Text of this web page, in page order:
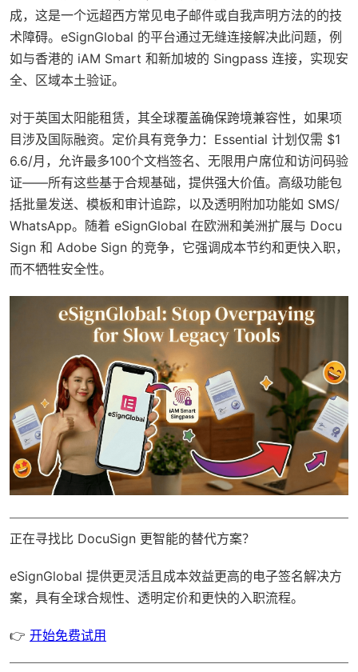
成，这是一个远超西方常见电子邮件或自我声明方法的的技
术障碍。eSignGlobal 的平台通过无缝连接解决此问题，例
如与香港的 iAM Smart 和新加坡的 Singpass 连接，实现安
全、区域本土验证。
对于英国太阳能租赁，其全球覆盖确保跨境兼容性，如果项
目涉及国际融资。定价具有竞争力：Essential 计划仅需 $1
6.6/月，允许最多100个文档签名、无限用户席位和访问码验
证——所有这些基于合规基础，提供强大价值。高级功能包
括批量发送、模板和审计追踪，以及透明附加功能如 SMS/
WhatsApp。随着 eSignGlobal 在欧洲和美洲扩展与 Docu
Sign 和 Adobe Sign 的竞争，它强调成本节约和更快入职，
而不牺牲安全性。
正在寻找比 DocuSign 更智能的替代方案？
eSignGlobal 提供更灵活且成本效益更高的电子签名解决方
案，具有全球合规性、透明定价和更快的入职流程。
👉 开始免费试用